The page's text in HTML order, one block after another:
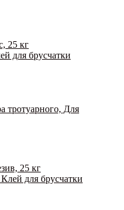
для брусчатки
тротуарного, Для
для брусчатки